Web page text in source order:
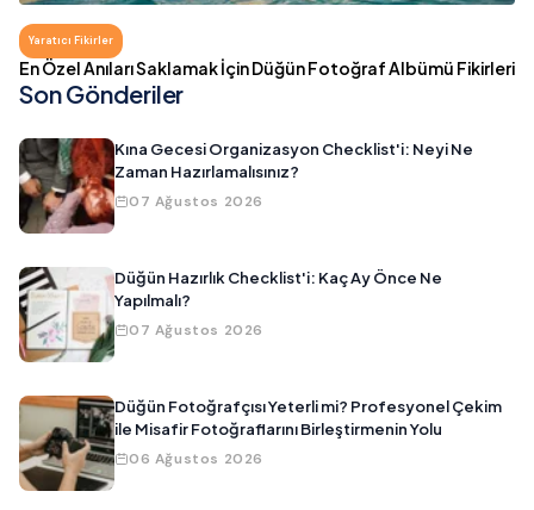
Yaratıcı Fikirler
En Özel Anıları Saklamak İçin Düğün Fotoğraf Albümü Fikirleri
Son Gönderiler
Kına Gecesi Organizasyon Checklist'i: Neyi Ne
Zaman Hazırlamalısınız?
07 Ağustos 2026
Düğün Hazırlık Checklist'i: Kaç Ay Önce Ne
Yapılmalı?
07 Ağustos 2026
Düğün Fotoğrafçısı Yeterli mi? Profesyonel Çekim
ile Misafir Fotoğraflarını Birleştirmenin Yolu
06 Ağustos 2026